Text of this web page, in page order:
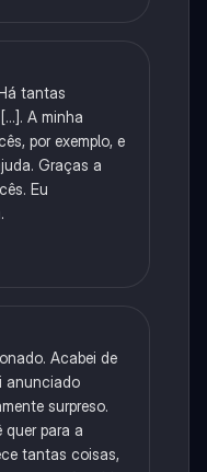
tantas
A minha
por exemplo, e
Graças a
Eu
Acabei de
anunciado
surpreso.
quer para a
tantas coisas,